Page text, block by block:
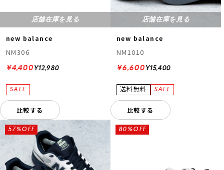
店舗在庫を見る
new balance
NM306
¥12,980
¥4,400
比較する
店舗在庫を見る
new balance
NM1010
¥15,400
¥6,600
比較する
57%OFF 80%OFF